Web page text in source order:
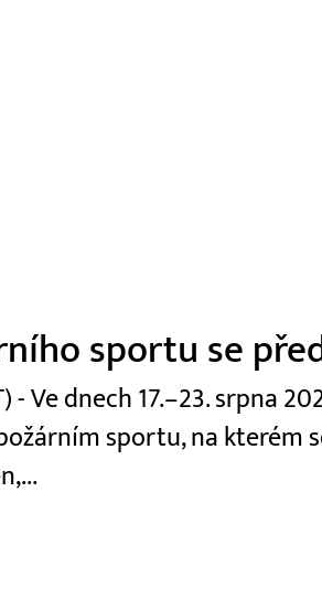
sportu se
- Ve dnech 17.–23. srpna
sportu, na kterém